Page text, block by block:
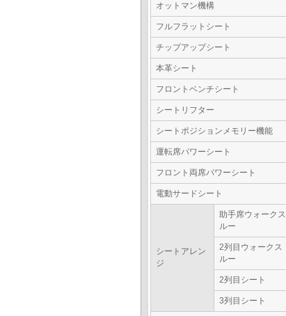
オットマン機構
フルフラットシート
チップアップシート
本革シート
フロントベンチシート
シートリフター
シートポジションメモリー機能
運転席パワーシート
フロント両席パワーシート
電動サードシート
シートアレン
ジ
助手席ウォークス
ルー
2列目ウォークス
ルー
2列目シート
3列目シート